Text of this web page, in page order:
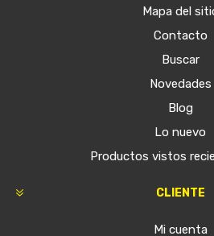
Mapa del
Contacto
Buscar
Novedades
Blog
Lo nuevo
Productos vistos
CLIENTE
Mi cuenta